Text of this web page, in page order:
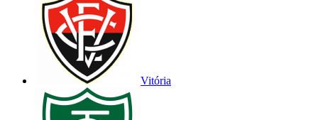
Vitória